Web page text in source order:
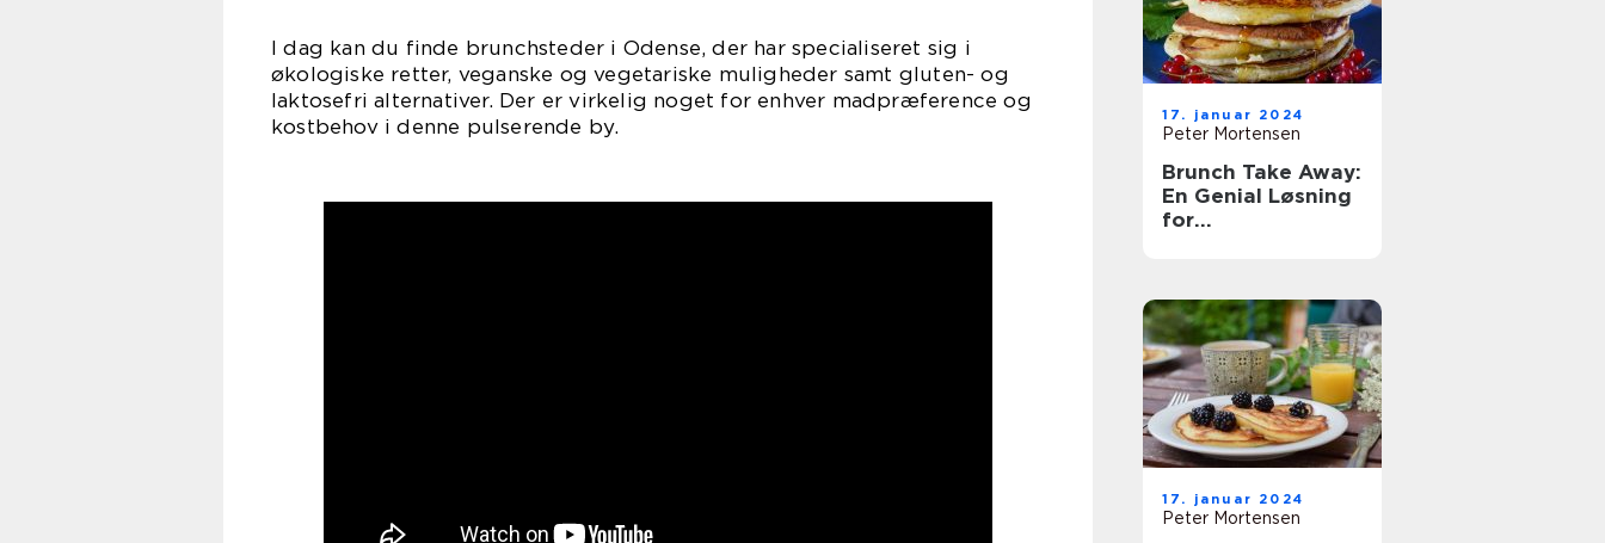
I dag kan du finde brunchsteder i Odense, der har specialiseret sig i
økologiske retter, veganske og vegetariske muligheder samt gluten- og
laktosefri alternativer. Der er virkelig noget for enhver madpræference og
kostbehov i denne pulserende by.
17. januar 2024
Peter Mortensen
Brunch Take Away:
En Genial Løsning
for
17. januar 2024
Peter Mortensen